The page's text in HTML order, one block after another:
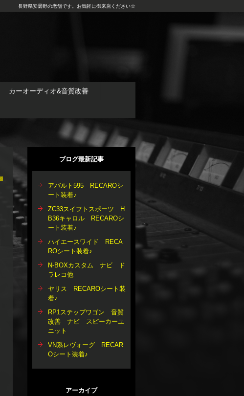
長野県安曇野の老舗です。お気軽に御来店ください☆
カーオーディオ&音質改善
ブログ最新記事
アバルト595 RECAROシ
ート装着♪
ZC33スイフトスポーツ H
B36キャロル RECAROシ
ート装着♪
ハイエースワイド RECA
ROシート装着♪
N-BOXカスタム ナビ ド
ラレコ他
ヤリス RECAROシート装
着♪
RP1ステップワゴン 音質
改善 ナビ スピーカーユ
ニット
VN系レヴォーグ RECAR
Oシート装着♪
アーカイブ